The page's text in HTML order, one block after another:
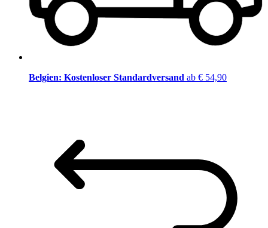
Belgien: Kostenloser Standardversand ab € 54,90